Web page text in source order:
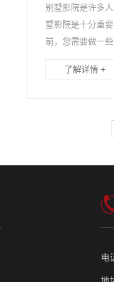
别墅影院是许多
墅影院是十分重
前，您需要做一
了解详情 +
电